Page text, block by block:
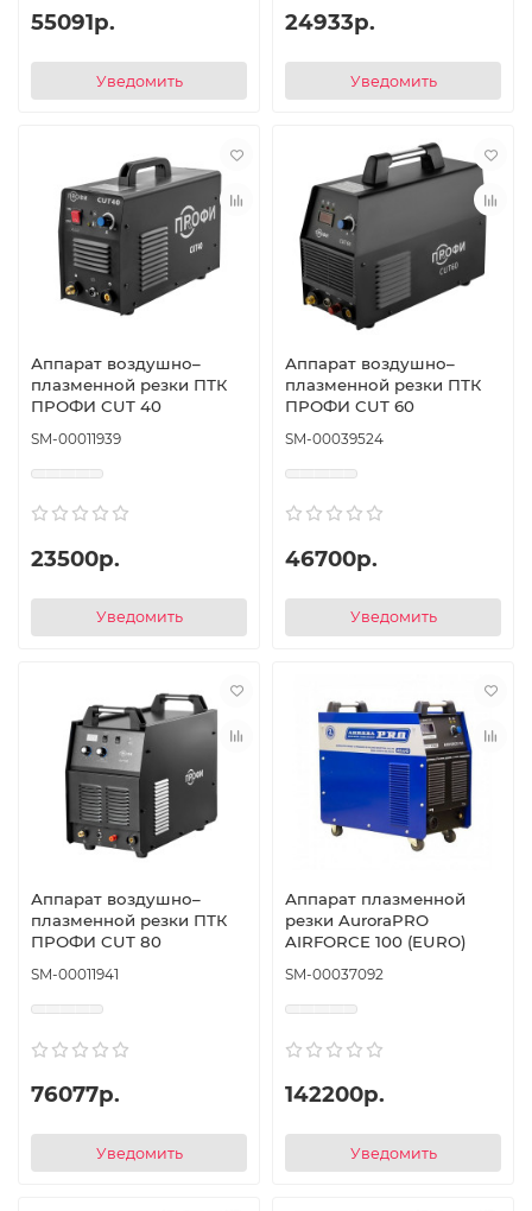
55091р.
Уведомить
24933р.
Уведомить
Аппарат воздушно–
плазменной резки ПТК
ПРОФИ CUT 40
SM-00011939
23500р.
Уведомить
Аппарат воздушно–
плазменной резки ПТК
ПРОФИ CUT 60
SM-00039524
46700р.
Уведомить
Аппарат воздушно–
плазменной резки ПТК
ПРОФИ CUT 80
SM-00011941
76077р.
Уведомить
Аппарат плазменной
резки AuroraPRO
AIRFORCE 100 (EURO)
SM-00037092
142200р.
Уведомить